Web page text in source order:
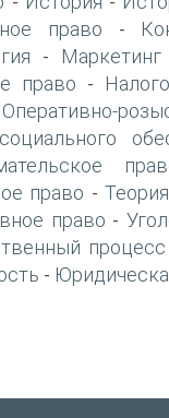
право -
- Маркетинг
право -
Оперативно-
право -
право -
процесс
-